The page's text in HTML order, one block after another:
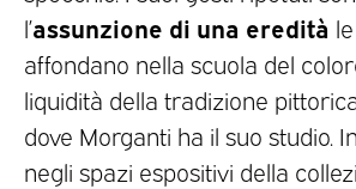
l’assunzione di una eredità
affondano nella scuola del
liquidità della tradizione
dove Morganti ha il suo studio.
negli spazi espositivi della